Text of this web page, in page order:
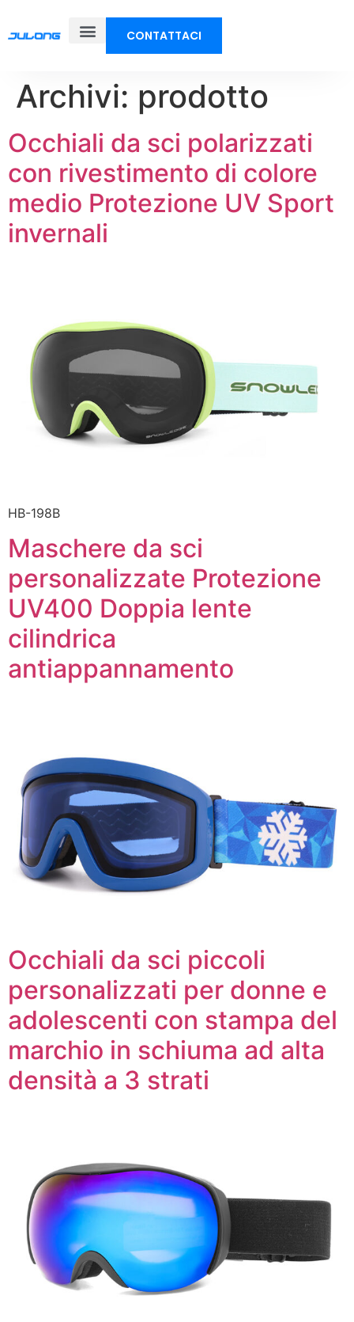
CONTATTACI
Archivi: prodotto
Occhiali da sci polarizzati
con rivestimento di colore
medio Protezione UV Sport
invernali
HB-198B
Maschere da sci
personalizzate Protezione
UV400 Doppia lente
cilindrica
antiappannamento
Occhiali da sci piccoli
personalizzati per donne e
adolescenti con stampa del
marchio in schiuma ad alta
densità a 3 strati